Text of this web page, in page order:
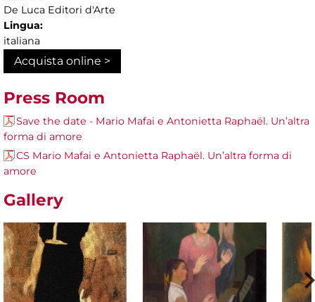
De Luca Editori d'Arte
Lingua:
italiana
Acquista online >
Press Room
Save the date - Mario Mafai e Antonietta Raphaël. Un’altra
forma di amore
CS Mario Mafai e Antonietta Raphaël. Un’altra forma di
amore
Gallery